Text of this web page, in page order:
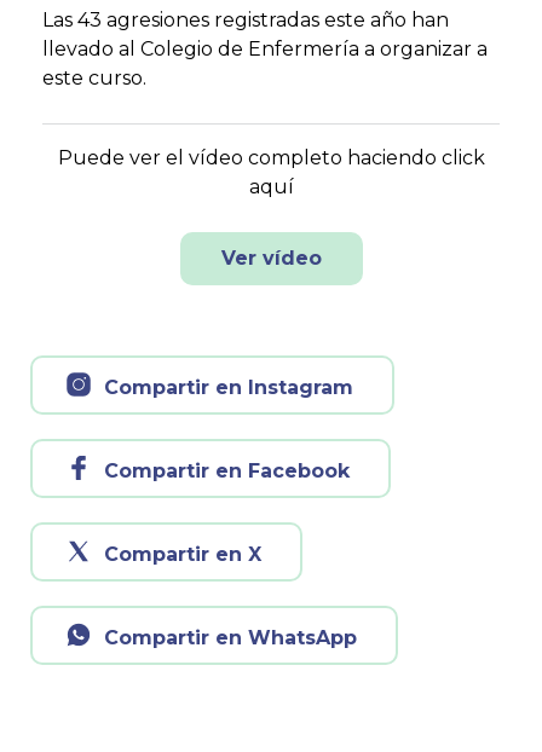
Las 43 agresiones registradas este año han
llevado al Colegio de Enfermería a organizar a
este curso.
Puede ver el vídeo completo haciendo click
aquí
Ver vídeo
Compartir en Instagram
Compartir en Facebook
Compartir en X
Compartir en WhatsApp